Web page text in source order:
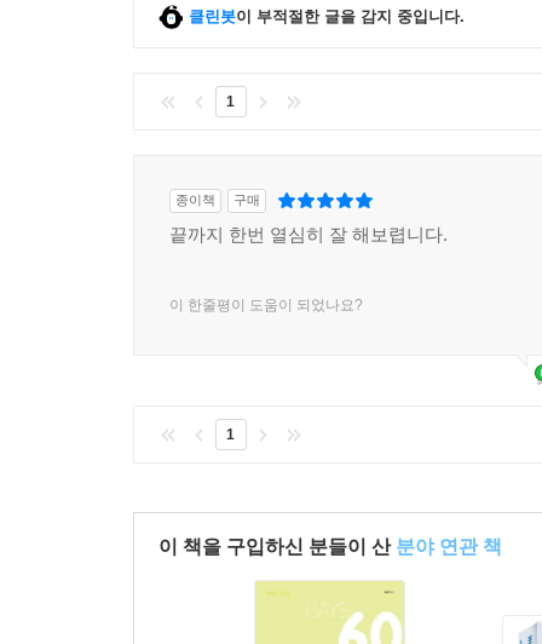
클린봇이 부적절한 글을 감지 중입니다.
1
종이책 구매
끝까지 한번 열심히 잘 해보렵니다.
이 한줄평이 도움이 되었나요?
1
이 책을 구입하신 분들이 산 분야 연관 책